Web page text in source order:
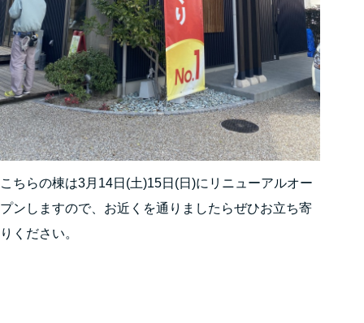
こちらの棟は3月14日(土)15日(日)にリニューアルオー
プンしますので、お近くを通りましたらぜひお立ち寄
りください。